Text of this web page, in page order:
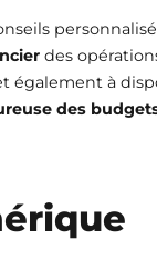
des
également à
des